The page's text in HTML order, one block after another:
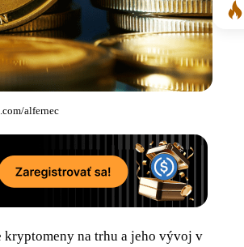
alfernec
na trhu a jeho vývoj v